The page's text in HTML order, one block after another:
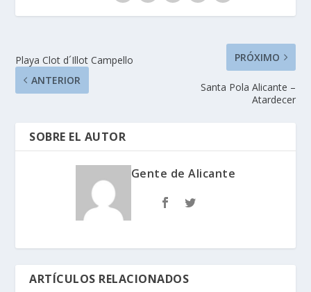
Playa Clot d´Illot Campello
ANTERIOR
PRÓXIMO
Santa Pola Alicante –
Atardecer
SOBRE EL AUTOR
Gente de Alicante
ARTÍCULOS RELACIONADOS